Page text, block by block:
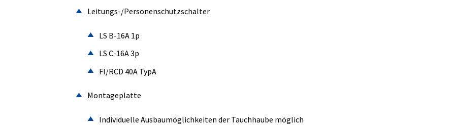
Leitungs-/Personenschutzschalter
LS B-16A 1p
LS C-16A 3p
FI/RCD 40A TypA
Montageplatte
Individuelle Ausbaumöglichkeiten der Tauchhaube möglich